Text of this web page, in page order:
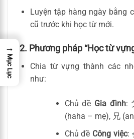
Luyện tập hàng ngày bằng
cũ trước khi học từ mới.
2. Phương pháp “Học từ
Chia từ vựng thành các
như:
Chủ đề Gia đình:
(haha – mẹ), 兄
Chủ đề Công việc:
→
Mục Lục